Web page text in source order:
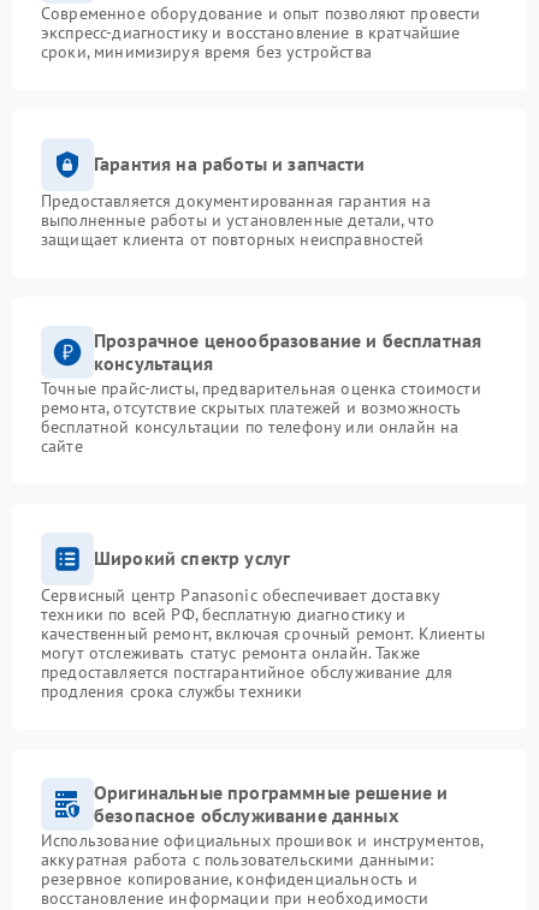
Современное оборудование и опыт позволяют провести
экспресс-диагностику и восстановление в кратчайшие
сроки, минимизируя время без устройства
Гарантия на работы и запчасти
Предоставляется документированная гарантия на
выполненные работы и установленные детали, что
защищает клиента от повторных неисправностей
Прозрачное ценообразование и бесплатная
консультация
Точные прайс-листы, предварительная оценка стоимости
ремонта, отсутствие скрытых платежей и возможность
бесплатной консультации по телефону или онлайн на
сайте
Широкий спектр услуг
Сервисный центр Panasonic обеспечивает доставку
техники по всей РФ, бесплатную диагностику и
качественный ремонт, включая срочный ремонт. Клиенты
могут отслеживать статус ремонта онлайн. Также
предоставляется постгарантийное обслуживание для
продления срока службы техники
Оригинальные программные решение и
безопасное обслуживание данных
Использование официальных прошивок и инструментов,
аккуратная работа с пользовательскими данными:
резервное копирование, конфиденциальность и
восстановление информации при необходимости